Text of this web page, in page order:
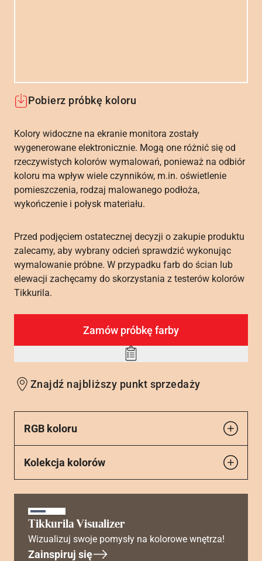
Pobierz próbkę koloru
Kolory widoczne na ekranie monitora zostały
wygenerowane elektronicznie. Mogą one różnić się od
rzeczywistych kolorów wymalowań, ponieważ na odbiór
koloru ma wpływ wiele czynników, m.in. oświetlenie
pomieszczenia, rodzaj malowanego podłoża,
wykończenie i połysk materiału.
Przed podjęciem ostatecznej decyzji o zakupie produktu
zalecamy, aby wybrany odcień sprawdzić wykonując
wymalowanie próbne. W przypadku farb do ścian lub
elewacji zachęcamy do skorzystania z testerów kolorów
Tikkurila.
Zamów próbkę farby
Add
wishlist
Znajdź najbliższy punkt sprzedaży
RGB koloru
Kolekcja kolorów
Tikkurila Visualizer
Wizualizuj swoje pomysły na kolorowe wnętrza!
Zainspiruj się